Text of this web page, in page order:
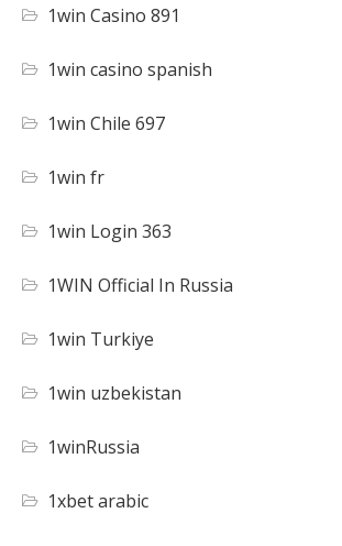
1win Casino 891
1win casino spanish
1win Chile 697
1win fr
1win Login 363
1WIN Official In Russia
1win Turkiye
1win uzbekistan
1winRussia
1xbet arabic